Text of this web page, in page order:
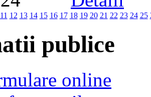
11 12 13 14 15 16 17 18 19 20 21 22 23 24 25
publice
online